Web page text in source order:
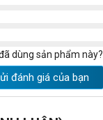
dùng sản phẩm này?
đánh giá của bạn